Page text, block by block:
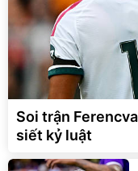
Soi trận
siết kỷ luật